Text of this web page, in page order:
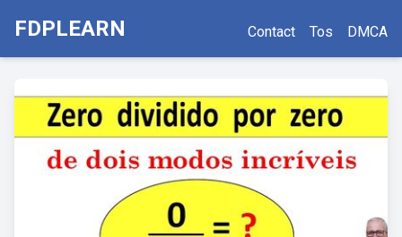
FDPLEARN Contact Tos DMCA